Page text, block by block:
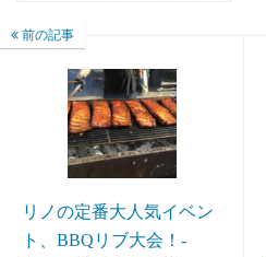
前の記事
リノの定番大人気イベン
ト、BBQリブ大会！-